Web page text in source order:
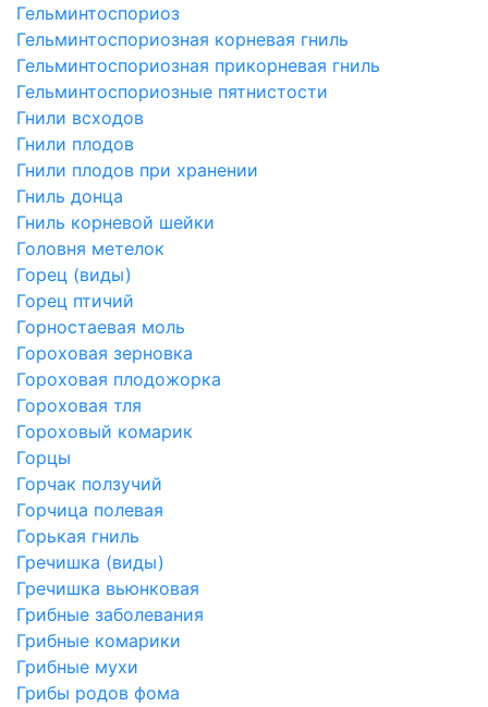
Гельминтоспориоз
Гельминтоспориозная корневая гниль
Гельминтоспориозная прикорневая гниль
Гельминтоспориозные пятнистости
Гнили всходов
Гнили плодов
Гнили плодов при хранении
Гниль донца
Гниль корневой шейки
Головня метелок
Горец (виды)
Горец птичий
Горностаевая моль
Гороховая зерновка
Гороховая плодожорка
Гороховая тля
Гороховый комарик
Горцы
Горчак ползучий
Горчица полевая
Горькая гниль
Гречишка (виды)
Гречишка вьюнковая
Грибные заболевания
Грибные комарики
Грибные мухи
Грибы родов фома